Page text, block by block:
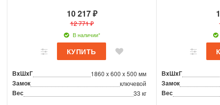
10 217 ₽
12 771 ₽
В наличии*
ВxШxГ 1860 x 600 x 500 мм
Замок ключевой
Вес 33 кг
ВxШxГ
Замок
Вес